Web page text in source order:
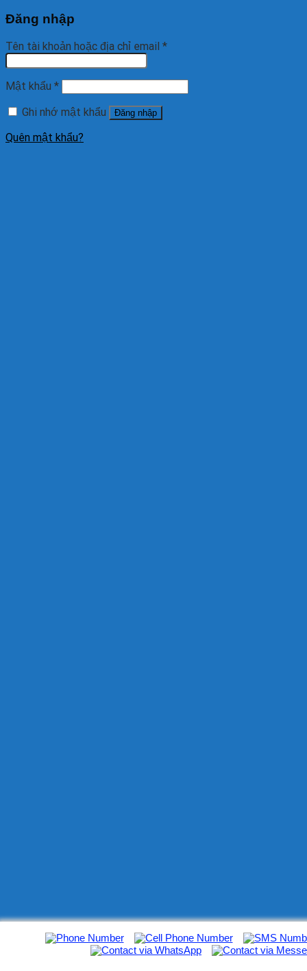
Đăng nhập
Tên tài khoản hoặc địa chỉ email *
Mật khẩu *
Ghi nhớ mật khẩu
Đăng nhập
Quên mật khẩu?